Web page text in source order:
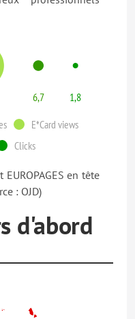
6,7 1,8
E*Card views
Clicks
en tête
: OJD)
d'abord